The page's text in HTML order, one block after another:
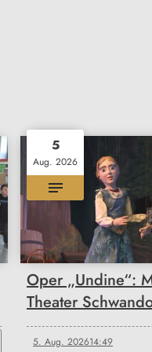
5
Aug. 2026
Oper „Undine“:
Theater
5. Aug. 202614:49